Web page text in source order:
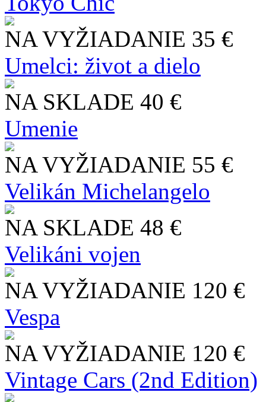
NA VYŽIADANIE 35 €
Umelci: život a dielo
NA SKLADE 40 €
Umenie
NA VYŽIADANIE 55 €
Velikán Michelangelo
NA SKLADE 48 €
Velikáni vojen
NA VYŽIADANIE 120 €
Vespa
NA VYŽIADANIE 120 €
Vintage Cars (2nd Edition)